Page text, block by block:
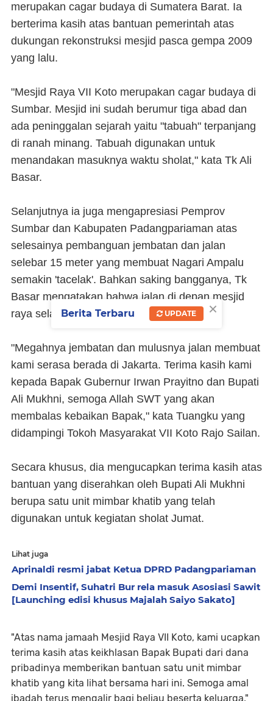
merupakan cagar budaya di Sumatera Barat. Ia
berterima kasih atas bantuan pemerintah atas
dukungan rekonstruksi mesjid pasca gempa 2009
yang lalu.
"Mesjid Raya VII Koto merupakan cagar budaya di
Sumbar. Mesjid ini sudah berumur tiga abad dan
ada peninggalan sejarah yaitu "tabuah" terpanjang
di ranah minang. Tabuah digunakan untuk
menandakan masuknya waktu sholat," kata Tk Ali
Basar.
Selanjutnya ia juga mengapresiasi Pemprov
Sumbar dan Kabupaten Padangpariaman atas
selesainya pembanguan jembatan dan jalan
selebar 15 meter yang membuat Nagari Ampalu
semakin 'tacelak'. Bahkan saking bangganya, Tk
Basar mengatakan bahwa jalan di depan mesjid
raya selayaknya jalan yang ada di Jakarta.
"Megahnya jembatan dan mulusnya jalan membuat
kami serasa berada di Jakarta. Terima kasih kami
kepada Bapak Gubernur Irwan Prayitno dan Bupati
Ali Mukhni, semoga Allah SWT yang akan
membalas kebaikan Bapak," kata Tuangku yang
didampingi Tokoh Masyarakat VII Koto Rajo Sailan.
Secara khusus, dia mengucapkan terima kasih atas
bantuan yang diserahkan oleh Bupati Ali Mukhni
berupa satu unit mimbar khatib yang telah
digunakan untuk kegiatan sholat Jumat.
Lihat juga
Aprinaldi resmi jabat Ketua DPRD Padangpariaman
Demi Insentif, Suhatri Bur rela masuk Asosiasi Sawit
[Launching edisi khusus Majalah Saiyo Sakato]
"Atas nama jamaah Mesjid Raya VII Koto, kami ucapkan
terima kasih atas keikhlasan Bapak Bupati dari dana
pribadinya memberikan bantuan satu unit mimbar
khatib yang kita lihat bersama hari ini. Semoga amal
ibadah terus mengalir bagi beliau beserta keluarga,"
×
Berita Terbaru UPDATE